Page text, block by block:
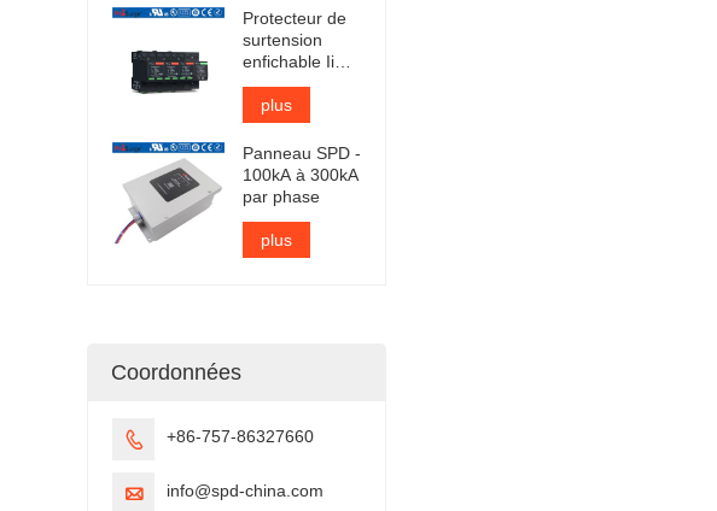
Protecteur de
surtension
enfichable Iimp
25kA certifié
TUVplus
Panneau SPD -
100kA à 300kA
par phase
plus
Coordonnées
 +86-757-86327660
 info@spd-china.com